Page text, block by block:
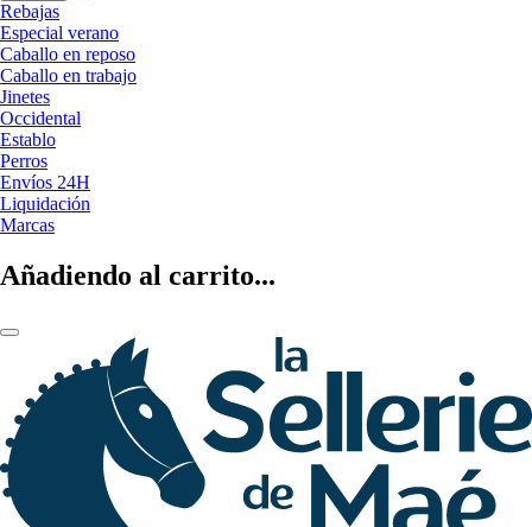
Rebajas
Especial verano
Caballo en reposo
Caballo en trabajo
Jinetes
Occidental
Establo
Perros
Envíos 24H
Liquidación
Marcas
Añadiendo al carrito...